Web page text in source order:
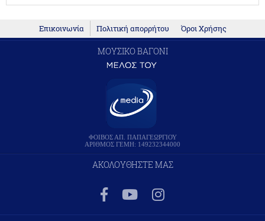
Επικοινωνία Πολιτική απορρήτου Όροι Χρήσης
ΜΟΥΣΙΚΟ ΒΑΓΟΝΙ
ΦΟΙΒΟΣ ΑΠ. ΠΑΠΑΓΕΩΡΓΙΟΥ
ΑΡΙΘΜΟΣ ΓΕΜΗ: 149232344000
ΑΚΟΛΟΥΘΗΣΤΕ ΜΑΣ